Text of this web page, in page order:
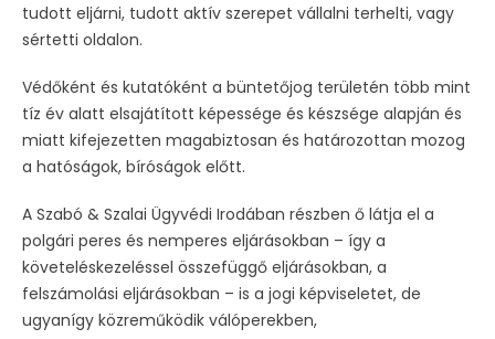
tudott eljárni, tudott aktív szerepet vállalni terhelti, vagy
sértetti oldalon.
Védőként és kutatóként a büntetőjog területén több mint
tíz év alatt elsajátított képessége és készsége alapján és
miatt kifejezetten magabiztosan és határozottan mozog
a hatóságok, bíróságok előtt.
A Szabó & Szalai Ügyvédi Irodában részben ő látja el a
polgári peres és nemperes eljárásokban – így a
követeléskezeléssel összefüggő eljárásokban, a
felszámolási eljárásokban – is a jogi képviseletet, de
ugyanígy közreműködik válóperekben,